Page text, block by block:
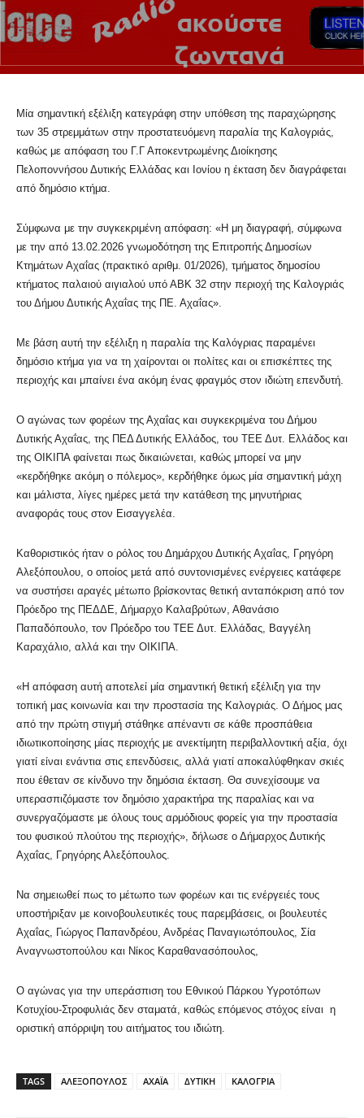
Μία σημαντική εξέλιξη κατεγράφη στην υπόθεση της παραχώρησης
των 35 στρεμμάτων στην προστατευόμενη παραλία της Καλογριάς,
καθώς με απόφαση του Γ.Γ Αποκεντρωμένης Διοίκησης
Πελοποννήσου Δυτικής Ελλάδας και Ιονίου η έκταση δεν διαγράφεται
από δημόσιο κτήμα.
Σύμφωνα με την συγκεκριμένη απόφαση: «Η μη διαγραφή, σύμφωνα
με την από 13.02.2026 γνωμοδότηση της Επιτροπής Δημοσίων
Κτημάτων Αχαΐας (πρακτικό αριθμ. 01/2026), τμήματος δημοσίου
κτήματος παλαιού αιγιαλού υπό ΑΒΚ 32 στην περιοχή της Καλογριάς
του Δήμου Δυτικής Αχαΐας της ΠΕ. Αχαΐας».
Με βάση αυτή την εξέλιξη η παραλία της Καλόγριας παραμένει
δημόσιο κτήμα για να τη χαίρονται οι πολίτες και οι επισκέπτες της
περιοχής και μπαίνει ένα ακόμη ένας φραγμός στον ιδιώτη επενδυτή.
Ο αγώνας των φορέων της Αχαΐας και συγκεκριμένα του Δήμου
Δυτικής Αχαΐας, της ΠΕΔ Δυτικής Ελλάδος, του ΤΕΕ Δυτ. Ελλάδος και
της ΟΙΚΙΠΑ φαίνεται πως δικαιώνεται, καθώς μπορεί να μην
«κερδήθηκε ακόμη ο πόλεμος», κερδήθηκε όμως μία σημαντική μάχη
και μάλιστα, λίγες ημέρες μετά την κατάθεση της μηνυτήριας
αναφοράς τους στον Εισαγγελέα.
Καθοριστικός ήταν ο ρόλος του Δημάρχου Δυτικής Αχαΐας, Γρηγόρη
Αλεξόπουλου, ο οποίος μετά από συντονισμένες ενέργειες κατάφερε
να συστήσει αραγές μέτωπο βρίσκοντας θετική ανταπόκριση από τον
Πρόεδρο της ΠΕΔΔΕ, Δήμαρχο Καλαβρύτων, Αθανάσιο
Παπαδόπουλο, τον Πρόεδρο του ΤΕΕ Δυτ. Ελλάδας, Βαγγέλη
Καραχάλιο, αλλά και την ΟΙΚΙΠΑ.
«Η απόφαση αυτή αποτελεί μία σημαντική θετική εξέλιξη για την
τοπική μας κοινωνία και την προστασία της Καλογριάς. Ο Δήμος μας
από την πρώτη στιγμή στάθηκε απέναντι σε κάθε προσπάθεια
ιδιωτικοποίησης μίας περιοχής με ανεκτίμητη περιβαλλοντική αξία, όχι
γιατί είναι ενάντια στις επενδύσεις, αλλά γιατί αποκαλύφθηκαν σκιές
που έθεταν σε κίνδυνο την δημόσια έκταση. Θα συνεχίσουμε να
υπερασπιζόμαστε τον δημόσιο χαρακτήρα της παραλίας και να
συνεργαζόμαστε με όλους τους αρμόδιους φορείς για την προστασία
του φυσικού πλούτου της περιοχής», δήλωσε ο Δήμαρχος Δυτικής
Αχαΐας, Γρηγόρης Αλεξόπουλος.
Να σημειωθεί πως το μέτωπο των φορέων και τις ενέργειές τους
υποστήριξαν με κοινοβουλευτικές τους παρεμβάσεις, οι βουλευτές
Αχαΐας, Γιώργος Παπανδρέου, Ανδρέας Παναγιωτόπουλος, Σία
Αναγνωστοπούλου και Νίκος Καραθανασόπουλος,
Ο αγώνας για την υπεράσπιση του Εθνικού Πάρκου Υγροτόπων
Κοτυχίου-Στροφυλιάς δεν σταματά, καθώς επόμενος στόχος είναι η
οριστική απόρριψη του αιτήματος του ιδιώτη.
TAGS ΑΛΕΞΟΠΟΥΛΟΣ ΑΧΑΪΑ ΔΥΤΙΚΗ ΚΑΛΟΓΡΙΑ